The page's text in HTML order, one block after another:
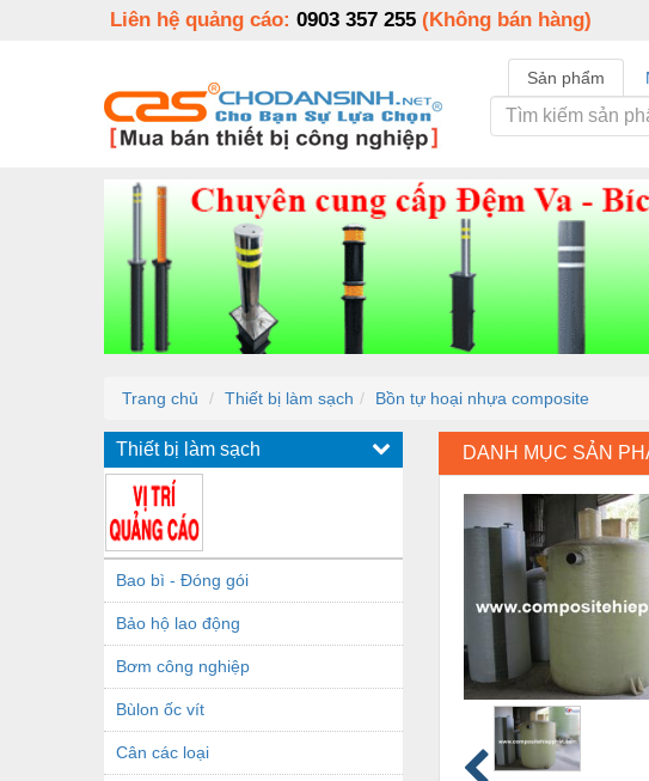
Liên hệ quảng cáo: 0903 357 255 (Không bán hàng)
Sản phẩm
Trang chủ Thiết bị làm sạch Bồn tự hoại nhựa composite
Thiết bị làm sạch
Bao bì - Đóng gói
Bảo hộ lao động
Bơm công nghiệp
Bùlon ốc vít
Cân các loại
DANH MỤC SẢN